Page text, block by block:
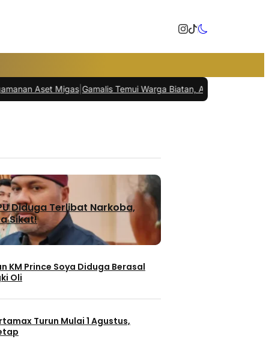
Migas| Gamalis Temui Warga Biatan, Akses Jalan Jadi Keluhan
Diduga Terlibat Narkoba,
Sikat!
KM Prince Soya Diduga Berasal
Oli
Turun Mulai 1 Agustus,